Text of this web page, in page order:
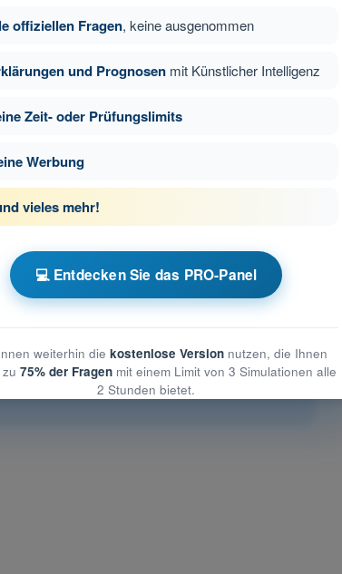
Nächste Frage
Drohnenführerschein A2
offiziellen Fragen, keine ausgenommen
und Prognosen mit Künstlicher Intelligenz
Zeit- oder Prüfungslimits
Werbung
vieles mehr!
💻 Entdecken Sie das PRO-Panel
weiterhin die kostenlose Versionnutzen, die Ihnen
75% der Fragen mit einem Limit von 3 Simulationen alle
2 Stunden bietet.